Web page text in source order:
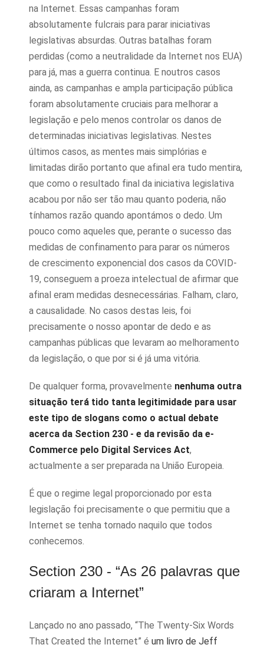
na Internet. Essas campanhas foram
absolutamente fulcrais para parar iniciativas
legislativas absurdas. Outras batalhas foram
perdidas (como a neutralidade da Internet nos EUA)
para já, mas a guerra continua. E noutros casos
ainda, as campanhas e ampla participação pública
foram absolutamente cruciais para melhorar a
legislação e pelo menos controlar os danos de
determinadas iniciativas legislativas. Nestes
últimos casos, as mentes mais simplórias e
limitadas dirão portanto que afinal era tudo mentira,
que como o resultado final da iniciativa legislativa
acabou por não ser tão mau quanto poderia, não
tínhamos razão quando apontámos o dedo. Um
pouco como aqueles que, perante o sucesso das
medidas de confinamento para parar os números
de crescimento exponencial dos casos da COVID-
19, conseguem a proeza intelectual de afirmar que
afinal eram medidas desnecessárias. Falham, claro,
a causalidade. No casos destas leis, foi
precisamente o nosso apontar de dedo e as
campanhas públicas que levaram ao melhoramento
da legislação, o que por si é já uma vitória.
De qualquer forma, provavelmente nenhuma outra
situação terá tido tanta legitimidade para usar
este tipo de slogans como o actual debate
acerca da Section 230 - e da revisão da e-
Commerce pelo Digital Services Act,
actualmente a ser preparada na União Europeia.
É que o regime legal proporcionado por esta
legislação foi precisamente o que permitiu que a
Internet se tenha tornado naquilo que todos
conhecemos.
Section 230 - “As 26 palavras que
criaram a Internet”
Lançado no ano passado, “The Twenty-Six Words
That Created the Internet” é um livro de Jeff